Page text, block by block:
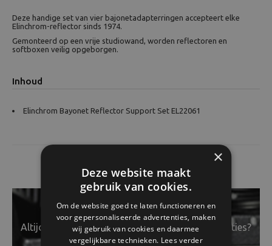
Deze handige set van vier bajonetadapterringen accepteert elke
Elinchrom-reflector sinds 1974.
Gemonteerd op een vrije studiowand, worden reflectoren en
softboxen veilig opgeborgen.
Inhoud
Elinchrom Bayonet Reflector Support Set EL22061
Altijd op de hoogte van het laatste nieuws en acties?
×
Deze website maakt
gebruik van cookies.
Om de website goed te laten functioneren en
voor gepersonaliseerde advertenties, maken
wij gebruik van cookies en daarmee
vergelijkbare technieken. Lees verder